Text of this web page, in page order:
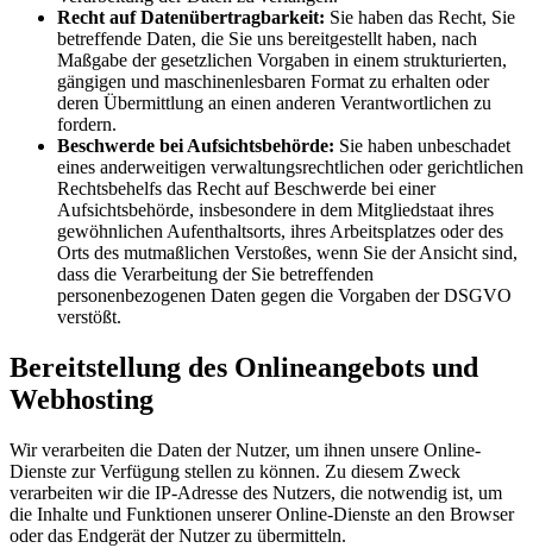
Recht auf Datenübertragbarkeit: Sie haben das Recht, Sie
betreffende Daten, die Sie uns bereitgestellt haben, nach
Maßgabe der gesetzlichen Vorgaben in einem strukturierten,
gängigen und maschinenlesbaren Format zu erhalten oder
deren Übermittlung an einen anderen Verantwortlichen zu
fordern.
Beschwerde bei Aufsichtsbehörde: Sie haben unbeschadet
eines anderweitigen verwaltungsrechtlichen oder gerichtlichen
Rechtsbehelfs das Recht auf Beschwerde bei einer
Aufsichtsbehörde, insbesondere in dem Mitgliedstaat ihres
gewöhnlichen Aufenthaltsorts, ihres Arbeitsplatzes oder des
Orts des mutmaßlichen Verstoßes, wenn Sie der Ansicht sind,
dass die Verarbeitung der Sie betreffenden
personenbezogenen Daten gegen die Vorgaben der DSGVO
verstößt.
Bereitstellung des Onlineangebots und
Webhosting
Wir verarbeiten die Daten der Nutzer, um ihnen unsere Online-
Dienste zur Verfügung stellen zu können. Zu diesem Zweck
verarbeiten wir die IP-Adresse des Nutzers, die notwendig ist, um
die Inhalte und Funktionen unserer Online-Dienste an den Browser
oder das Endgerät der Nutzer zu übermitteln.